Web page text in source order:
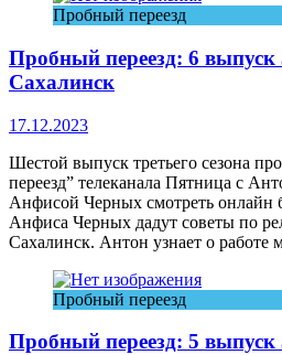
Пробный переезд
Пробный переезд: 6
Сахалинск
17.12.2023
Шестой выпуск третьего сезона
переезд” телеканала Пятница с
Анфисой Черных смотреть онлайн
Анфиса Черных дадут советы по
Сахалинск. Антон узнает о работе
Пробный переезд
Пробный переезд: 5